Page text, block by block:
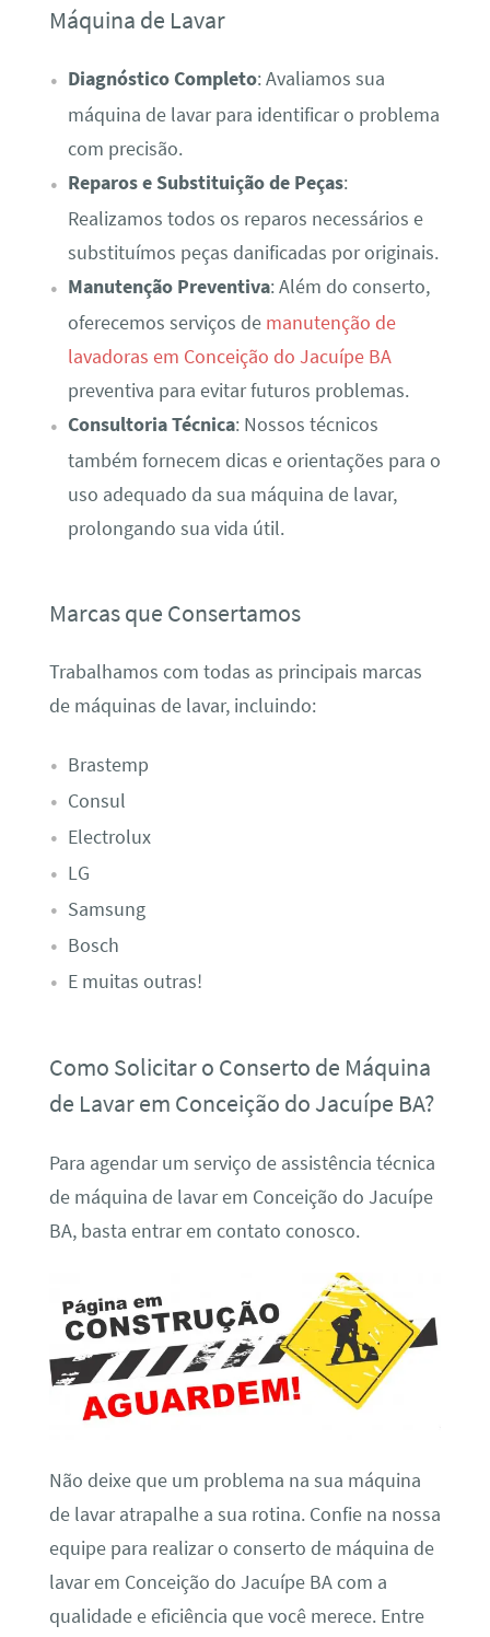
Máquina de Lavar
Diagnóstico Completo: Avaliamos sua
máquina de lavar para identificar o problema
com precisão.
Reparos e Substituição de Peças:
Realizamos todos os reparos necessários e
substituímos peças danificadas por originais.
Manutenção Preventiva: Além do conserto,
oferecemos serviços de manutenção de
lavadoras em Conceição do Jacuípe BA
preventiva para evitar futuros problemas.
Consultoria Técnica: Nossos técnicos
também fornecem dicas e orientações para o
uso adequado da sua máquina de lavar,
prolongando sua vida útil.
Marcas que Consertamos
Trabalhamos com todas as principais marcas
de máquinas de lavar, incluindo:
Brastemp
Consul
Electrolux
LG
Samsung
Bosch
E muitas outras!
Como Solicitar o Conserto de Máquina
de Lavar em Conceição do Jacuípe BA?
Para agendar um serviço de assistência técnica
de máquina de lavar em Conceição do Jacuípe
BA, basta entrar em contato conosco.
Não deixe que um problema na sua máquina
de lavar atrapalhe a sua rotina. Confie na nossa
equipe para realizar o conserto de máquina de
lavar em Conceição do Jacuípe BA com a
qualidade e eficiência que você merece. Entre